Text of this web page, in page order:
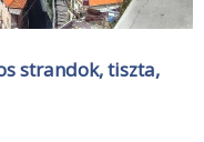
strandok, tiszta,